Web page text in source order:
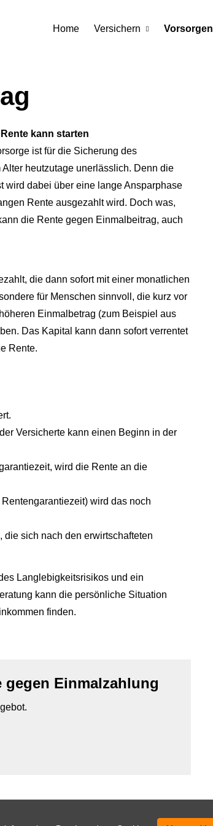
Home Versichern Vorsorgen
kann starten
ist für die Sicherung des
Alter heutzutage unerlässlich. Denn die
wird dabei über eine lange Ansparphase
Rente ausgezahlt wird. Doch was,
die Rente gegen Einmalbeitrag, auch
die dann sofort mit einer monatlichen
für Menschen sinnvoll, die kurz vor
Einmalbetrag (zum Beispiel aus
Das Kapital kann dann sofort verrentet
Rente.
Versicherte kann einen Beginn in der
wird die Rente an die
wird das noch
sich nach den erwirtschafteten
Langlebigkeitsrisikos und ein
kann die persönliche Situation
finden.
Einmal­zahlung